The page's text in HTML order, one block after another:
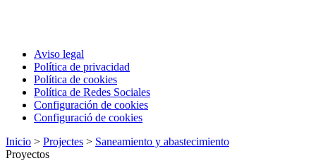
Aviso legal
Política de privacidad
Política de cookies
Política de Redes Sociales
Configuración de cookies
Configuració de cookies
Inicio > Projectes > Saneamiento y abastecimiento
Proyectos